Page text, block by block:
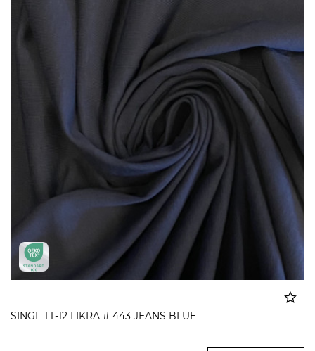
SINGL TT-12 LIKRA # 443 JEANS BLUE